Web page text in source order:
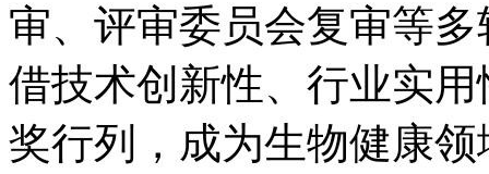
审、评审委员会复审等
借技术创新性、行业实
奖行列，成为生物健康